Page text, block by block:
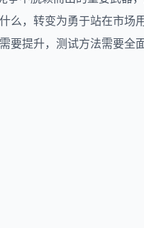
么，转变为勇于站在市场
要提升，测试方法需要全